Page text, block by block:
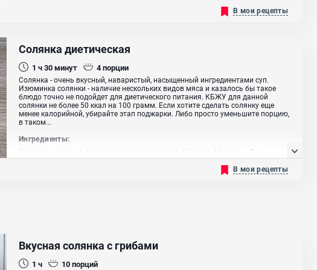
В мои рецепты
Солянка диетическая
1 ч 30минут 4порции
Солянка - очень вкусный, наваристый, насыщенный ингредиентами суп.
Изюминка солянки - наличие нескольких видов мяса и казалось бы такое
блюдо точно не подойдет для диетического питания. КБЖУ для данной
солянки не более 50 ккал на 100 грамм. Если хотите сделать солянку еще
менее калорийной, убирайте этап поджарки. Либо просто уменьшите порцию,
в таком...
Ингредиенты:
Куриные окорочка, Копченная куриная грудка, Ветчина, Морковь , Лук
В мои рецепты
Вкусная солянка с грибами
1 ч 10порций